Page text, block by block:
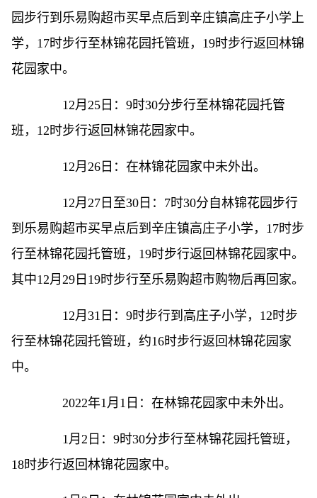
园步行到乐易购超市买早点后到辛庄镇高庄子小学上
学，17时步行至林锦花园托管班，19时步行返回林锦
花园家中。
12月25日：9时30分步行至林锦花园托管
班，12时步行返回林锦花园家中。
12月26日：在林锦花园家中未外出。
12月27日至30日：7时30分自林锦花园步行
到乐易购超市买早点后到辛庄镇高庄子小学，17时步
行至林锦花园托管班，19时步行返回林锦花园家中。
其中12月29日19时步行至乐易购超市购物后再回家。
12月31日：9时步行到高庄子小学，12时步
行至林锦花园托管班，约16时步行返回林锦花园家
中。
2022年1月1日：在林锦花园家中未外出。
1月2日：9时30分步行至林锦花园托管班，
18时步行返回林锦花园家中。